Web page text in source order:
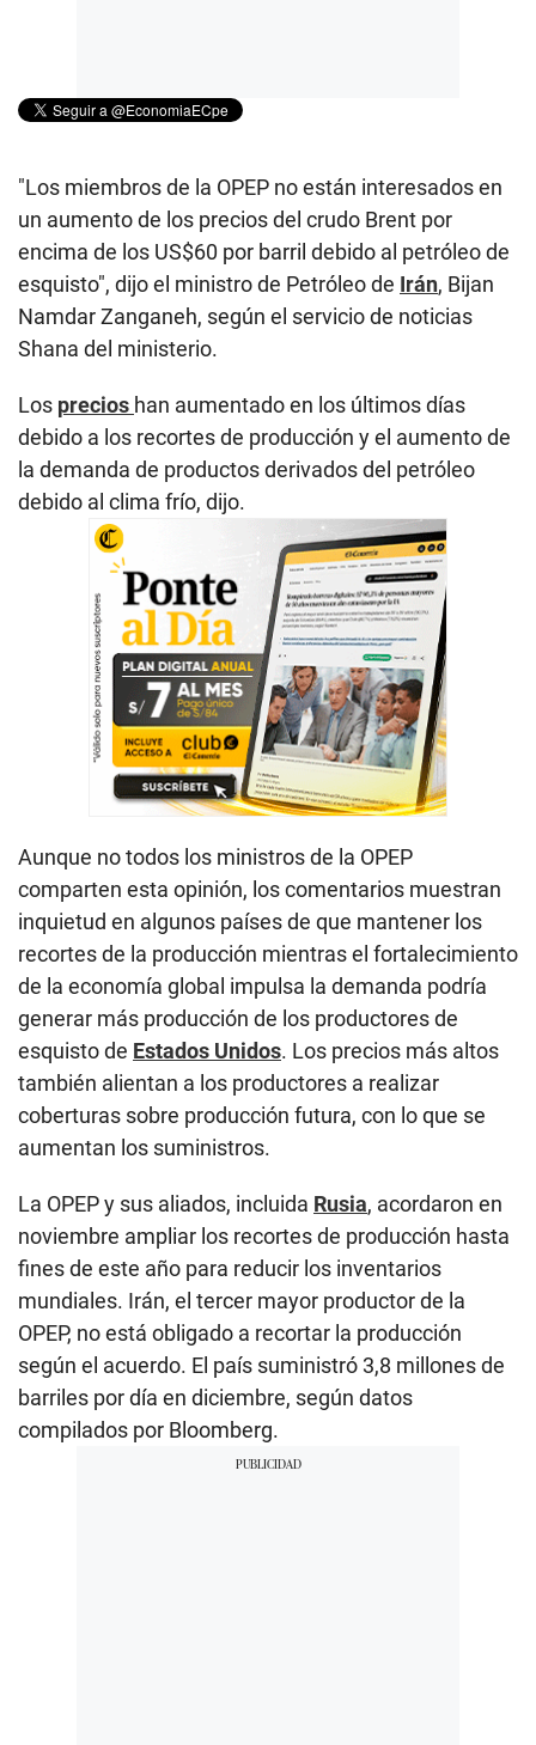
"Los miembros de la OPEP no están interesados en
un aumento de los precios del crudo Brent por
encima de los US$60 por barril debido al petróleo de
esquisto", dijo el ministro de Petróleo de Irán, Bijan
Namdar Zanganeh, según el servicio de noticias
Shana del ministerio.
Los precios han aumentado en los últimos días
debido a los recortes de producción y el aumento de
la demanda de productos derivados del petróleo
debido al clima frío, dijo.
Aunque no todos los ministros de la OPEP
comparten esta opinión, los comentarios muestran
inquietud en algunos países de que mantener los
recortes de la producción mientras el fortalecimiento
de la economía global impulsa la demanda podría
generar más producción de los productores de
esquisto de Estados Unidos. Los precios más altos
también alientan a los productores a realizar
coberturas sobre producción futura, con lo que se
aumentan los suministros.
La OPEP y sus aliados, incluida Rusia, acordaron en
noviembre ampliar los recortes de producción hasta
fines de este año para reducir los inventarios
mundiales. Irán, el tercer mayor productor de la
OPEP, no está obligado a recortar la producción
según el acuerdo. El país suministró 3,8 millones de
barriles por día en diciembre, según datos
compilados por Bloomberg.